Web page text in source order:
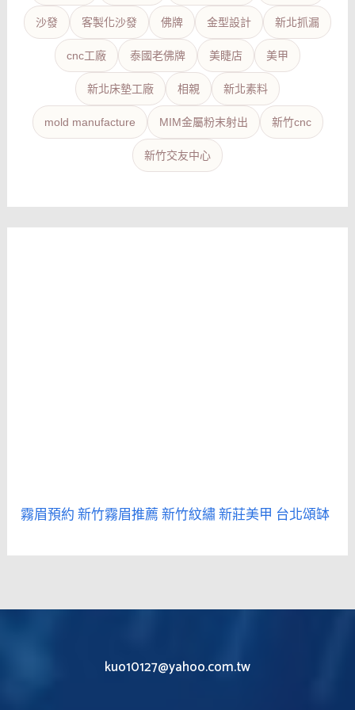
沙發 客製化沙發 佛牌 金型設計 新北抓漏
cnc工廠 泰國老佛牌 美睫店 美甲
新北床墊工廠 相親 新北素料
mold manufacture MIM金屬粉末射出 新竹cnc
新竹交友中心
霧眉預約新竹霧眉推薦新竹紋繡新莊美甲 台北頌缽
kuo10127@yahoo.com.tw